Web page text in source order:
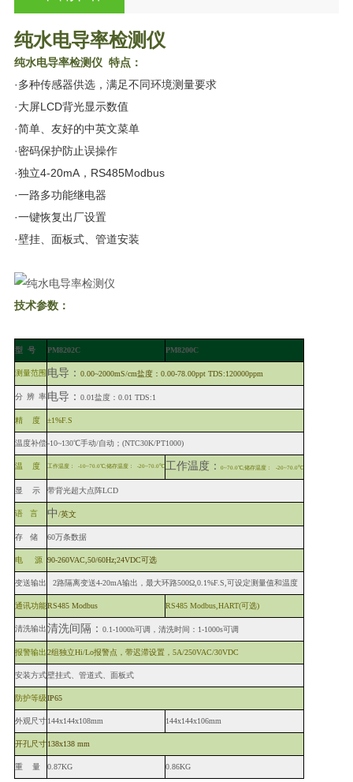
纯水电导率检测仪
纯水电导率检测仪 特点：
·多种传感器供选，满足不同环境测量要求
·大屏LCD背光显示数值
·简单、友好的中英文菜单
·密码保护防止误操作
·独立4-20mA，RS485Modbus
·一路多功能继电器
·一键恢复出厂设置
·壁挂、面板式、管道安装
技术参数：
型 号 PM8202C PM8200C
测量范围 电导： 0.00~2000mS/cm盐度：0.00-78.00ppt TDS:120000ppm
分 辨 率电导： 0.01盐度：0.01 TDS:1
精 度 ±1%F.S
温度补偿-10~130℃手动/自动；(NTC30K/PT1000)
温 度 工作温度： -10~70.0℃;储存温度： -20~70.0℃ 工作温度： 0~70.0℃;储存温度： -20~70.0℃
显 示 带背光超大点阵LCD
语 言 中/英文
存 储 60万条数据
电 源 90-260VAC,50/60Hz;24VDC可选
变送输出 2路隔离变送4-20mA输出，最大环路500Ω,0.1%F.S,可设定测量值和温度
通讯功能RS485 Modbus RS485 Modbus, HART(可选)
清洗输出清洗间隔： 0.1-1000h可调，清洗时间：1-1000s可调
报警输出2组独立Hi/Lo报警点，带迟滞设置，5A/250VAC/30VDC
安装方式壁挂式、管道式、面板式
防护等级IP65
外观尺寸144x144x108mm 144x144x106mm
开孔尺寸138x138 mm
重 量 0.87KG 0.86KG